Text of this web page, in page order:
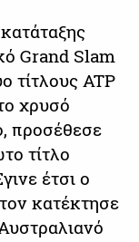
Grand Slam
τίτλους ATP
χρυσό
προσέθεσε
τίτλο
έτσι ο
κατέκτησε